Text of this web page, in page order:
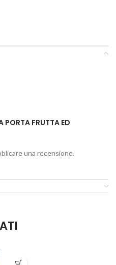
FRUTTA ED
una recensione.